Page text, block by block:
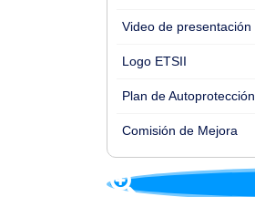
Video de presentación
Logo ETSII
Plan de Autoprotección
Comisión de Mejora